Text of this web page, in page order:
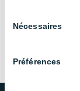
duNécessaires
Préférences